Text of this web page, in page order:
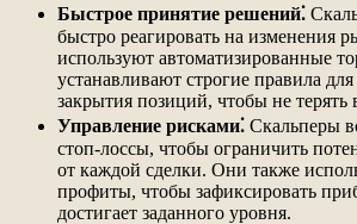
Быстрое принятие решений⁚
быстро реагировать на изменения
используют автоматизированные
устанавливают строгие правила
закрытия позиций, чтобы не терять
Управление рисками⁚ Скальперы
стоп-лоссы, чтобы ограничить
от каждой сделки. Они также
профиты, чтобы зафиксировать
достигает заданного уровня.